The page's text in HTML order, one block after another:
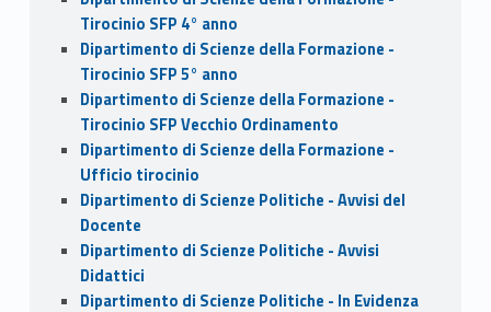
Tirocinio SFP 4° anno
Dipartimento di Scienze della Formazione -
Tirocinio SFP 5° anno
Dipartimento di Scienze della Formazione -
Tirocinio SFP Vecchio Ordinamento
Dipartimento di Scienze della Formazione -
Ufficio tirocinio
Dipartimento di Scienze Politiche - Avvisi del
Docente
Dipartimento di Scienze Politiche - Avvisi
Didattici
Dipartimento di Scienze Politiche - In Evidenza